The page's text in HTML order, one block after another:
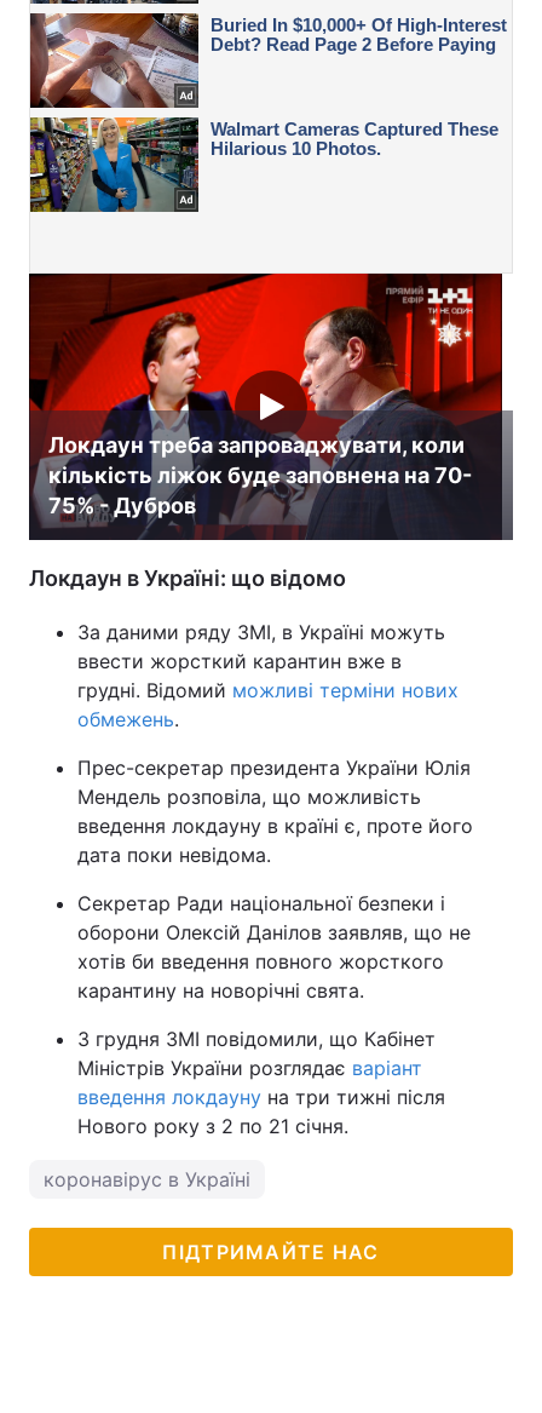
Локдаун треба запроваджувати, коли
кількість ліжок буде заповнена на 70-
75% - Дубров
Локдаун в Україні: що відомо
За даними ряду ЗМІ, в Україні можуть
ввести жорсткий карантин вже в
грудні. Відомий можливі терміни нових
обмежень.
Прес-секретар президента України Юлія
Мендель розповіла, що можливість
введення локдауну в країні є, проте його
дата поки невідома.
Секретар Ради національної безпеки і
оборони Олексій Данілов заявляв, що не
хотів би введення повного жорсткого
карантину на новорічні свята.
3 грудня ЗМІ повідомили, що Кабінет
Міністрів України розглядає варіант
введення локдауну на три тижні після
Нового року з 2 по 21 січня.
коронавірус в Україні
ПІДТРИМАЙТЕ НАС